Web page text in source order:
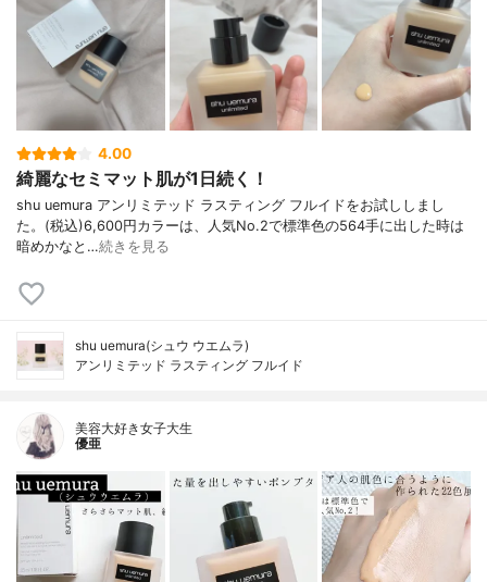
4.00
綺麗なセミマット肌が1日続く！
shu uemura アンリミテッド ラスティング フルイドをお試ししまし
た。(税込)6,600円カラーは、人気No.2で標準色の564手に出した時は
暗めかなと…続きを見る
shu uemura(シュウ ウエムラ)
アンリミテッド ラスティング フルイド
美容大好き女子大生
優亜